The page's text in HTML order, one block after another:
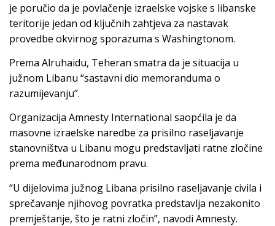
je poručio da je povlačenje izraelske vojske s libanske
teritorije jedan od ključnih zahtjeva za nastavak
provedbe okvirnog sporazuma s Washingtonom.
Prema Alruhaidu, Teheran smatra da je situacija u
južnom Libanu “sastavni dio memoranduma o
razumijevanju”.
Organizacija Amnesty International saopćila je da
masovne izraelske naredbe za prisilno raseljavanje
stanovništva u Libanu mogu predstavljati ratne zločine
prema međunarodnom pravu.
“U dijelovima južnog Libana prisilno raseljavanje civila i
sprečavanje njihovog povratka predstavlja nezakonito
premještanje, što je ratni zločin”, navodi Amnesty.